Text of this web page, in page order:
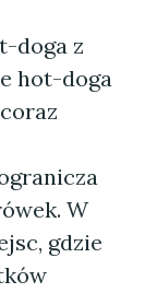
doga z
hot-doga
W
gdzie